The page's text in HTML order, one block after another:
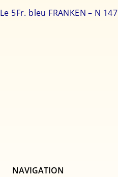
Le 5Fr. bleu FRANKEN – N 147
NAVIGATION